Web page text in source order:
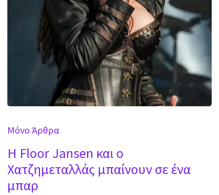
Mόνο Άρθρα
H Floor Jansen και ο
Χατζημεταλλάς μπαίνουν σε ένα
μπαρ